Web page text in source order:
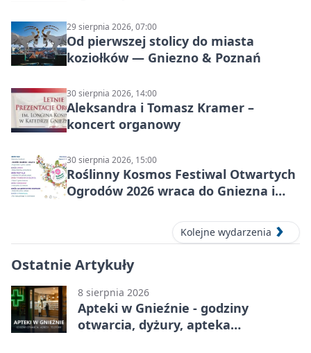
29 sierpnia 2026, 07:00
Od pierwszej stolicy do miasta
koziołków — Gniezno & Poznań
30 sierpnia 2026, 14:00
Aleksandra i Tomasz Kramer –
koncert organowy
30 sierpnia 2026, 15:00
Roślinny Kosmos Festiwal Otwartych
Ogrodów 2026 wraca do Gniezna i
Kolejne wydarzenia
Ostatnie Artykuły
8 sierpnia 2026
Apteki w Gnieźnie - godziny
otwarcia, dyżury, apteka